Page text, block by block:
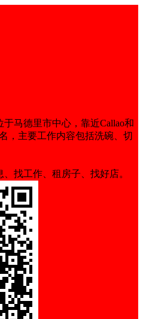
马德里市中心，靠近Callao和
，主要工作内容包括洗碗、切
找工作、租房子、找好店。